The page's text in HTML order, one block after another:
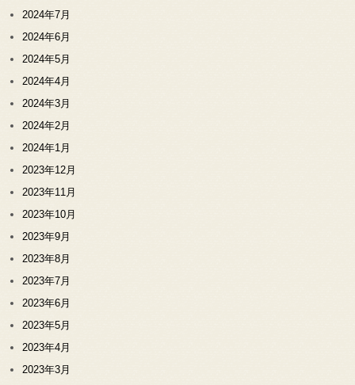
2024年7月
2024年6月
2024年5月
2024年4月
2024年3月
2024年2月
2024年1月
2023年12月
2023年11月
2023年10月
2023年9月
2023年8月
2023年7月
2023年6月
2023年5月
2023年4月
2023年3月